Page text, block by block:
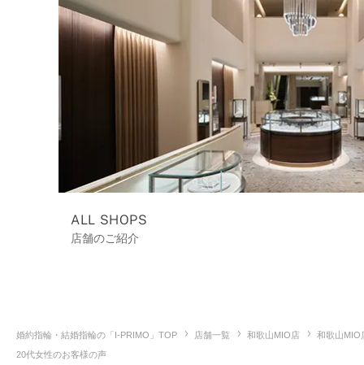
ALL SHOPS
店舗のご紹介
婚約指輪・結婚指輪の「I-PRIMO」TOP 店舗一覧 和歌山MIO店
和歌山MIO
20代女性のお客様の声